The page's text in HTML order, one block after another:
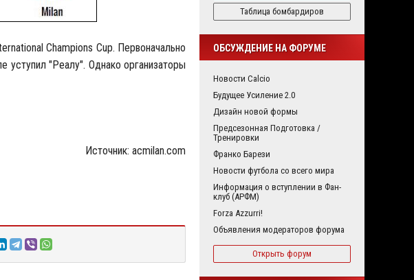
Champions Cup. Первоначально
уступил "Реалу". Однако организаторы
Источник: acmilan.com
Таблица бомбардиров
ОБСУЖДЕНИЕ НА ФОРУМЕ
Новости Calcio
Будущее Усиление 2.0
Дизайн новой формы
Предсезонная Подготовка /
Тренировки
Франко Барези
Новости футбола со всего мира
Информация о вступлении в Фан-
клуб (АРФМ)
Forza Azzurri!
Объявления модераторов форума
Открыть форум